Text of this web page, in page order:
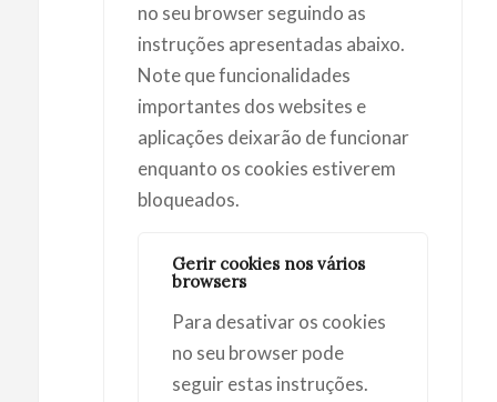
no seu browser seguindo as
instruções apresentadas abaixo.
Note que funcionalidades
importantes dos websites e
aplicações deixarão de funcionar
enquanto os cookies estiverem
bloqueados.
Gerir cookies nos vários
browsers
Para desativar os cookies
no seu browser pode
seguir estas instruções.